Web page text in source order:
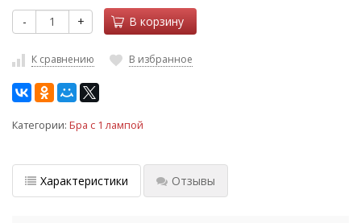
- + В корзину
К сравнению В избранное
Категории: Бра с 1 лампой
Характеристики Отзывы